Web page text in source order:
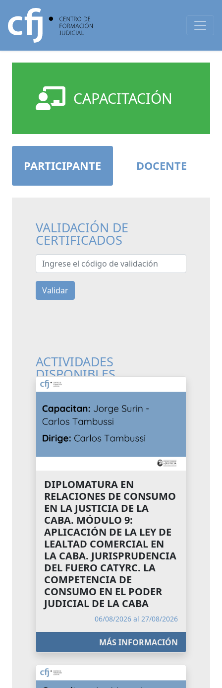
CAPACITACIÓN
PARTICIPANTE DOCENTE
VALIDACIÓN DE
CERTIFICADOS
Ingrese el código de validación
Validar
ACTIVIDADES
DISPONIBLES
DIPLOMATURA EN
RELACIONES DE CONSUMO
EN LA JUSTICIA DE LA
CABA. MÓDULO 9:
APLICACIÓN DE LA LEY DE
LEALTAD COMERCIAL EN
LA CABA. JURISPRUDENCIA
DEL FUERO CATYRC. LA
COMPETENCIA DE
CONSUMO EN EL PODER
JUDICIAL DE LA CABA
06/08/2026 al 27/08/2026
MÁS INFORMACIÓN